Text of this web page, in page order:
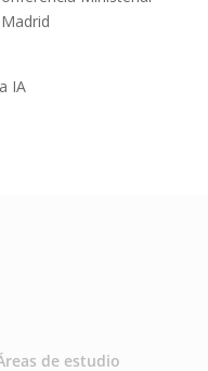
IA
de estudio